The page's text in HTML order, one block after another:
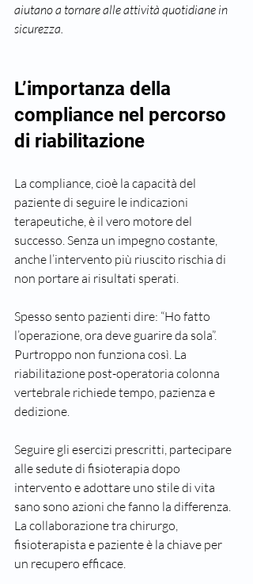
aiutano a tornare alle attività quotidiane in
sicurezza.
L’importanza della
compliance nel percorso
di riabilitazione
La compliance, cioè la capacità del
paziente di seguire le indicazioni
terapeutiche, è il vero motore del
successo. Senza un impegno costante,
anche l’intervento più riuscito rischia di
non portare ai risultati sperati.
Spesso sento pazienti dire: “Ho fatto
l’operazione, ora deve guarire da sola”.
Purtroppo non funziona così. La
riabilitazione post-operatoria colonna
vertebrale richiede tempo, pazienza e
dedizione.
Seguire gli esercizi prescritti, partecipare
alle sedute di fisioterapia dopo
intervento e adottare uno stile di vita
sano sono azioni che fanno la differenza.
La collaborazione tra chirurgo,
fisioterapista e paziente è la chiave per
un recupero efficace.